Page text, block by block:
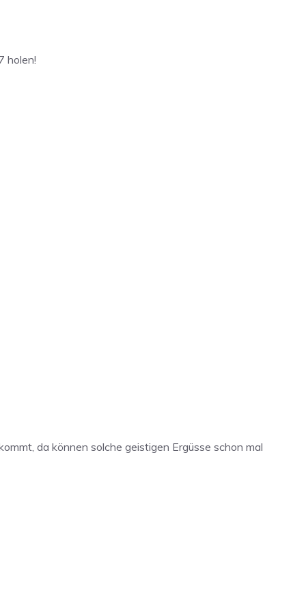
holen!
da können solche geistigen Ergüsse schon mal